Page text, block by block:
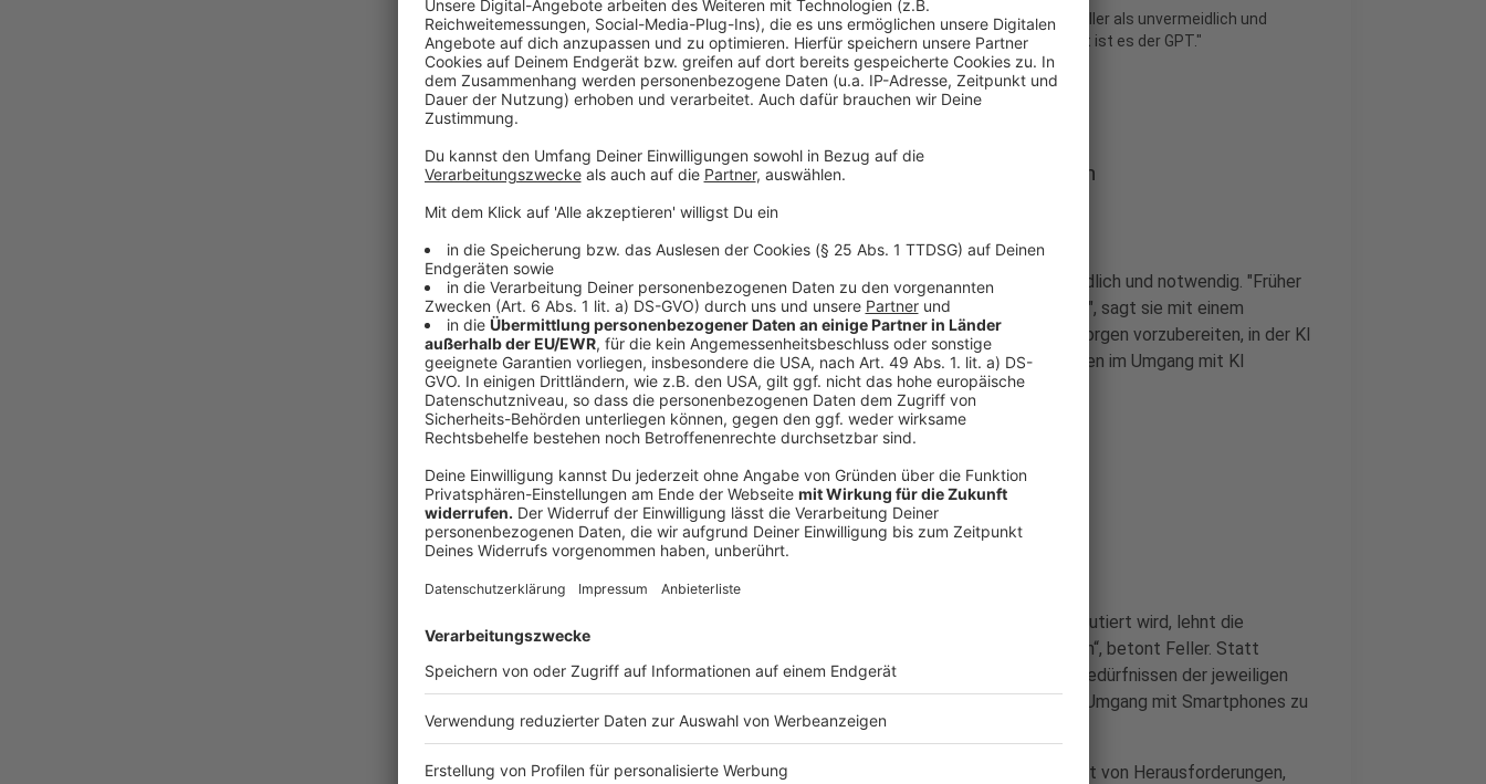
Die Integration von KI in den Schulalltag sieht NRW-Schulministerin Feller als unvermeidlich und
notwendig. "Früher hat die Oma bei den Hausaufgaben geholfen, jetzt ist es der GPT."
Anzeige
Künstliche Intelligenz: Chancen und Herausforderungen
Anzeige
Die Integration von KI in den Schulalltag sieht Feller als unvermeidlich und notwendig. "Früher
hat die Oma bei den Hausaufgaben geholfen, jetzt ist es der GPT", sagt sie mit einem
Augenzwinkern. Wichtig sei es, Schüler auf die Arbeitswelt von morgen vorzubereiten, in der KI
eine zentrale Rolle spielen wird. Schulen sollen daher Kompetenzen im Umgang mit KI
vermitteln, um Chancen zu nutzen und Risiken zu minimieren.
Anzeige
Handyverbot: Keine pauschalen Regelungen
Anzeige
Ein generelles Handyverbot, wie es in anderen Bundesländern diskutiert wird, lehnt die
Ministerin ab. „Das ist von Schulform zu Schulform unterschiedlich“, betont Feller. Statt
pauschaler Verbote setzt sie auf individuelle Lösungen, die den Bedürfnissen der jeweiligen
Schulen gerecht werden. Ziel sei es, einen verantwortungsvollen Umgang mit Smartphones zu
fördern, ohne deren Potenzial für den Unterricht auszuschließen.
Mit diesen Themen startet NRW in ein neues Schuljahr – begleitet von Herausforderungen,